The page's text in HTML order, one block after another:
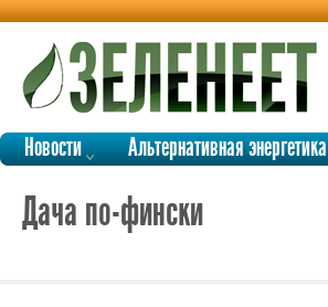
Новости Альтернативная энергетика
Дача по-фински